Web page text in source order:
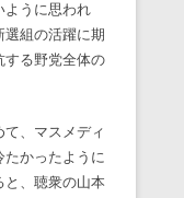
ように思われ
選組の活躍に期
する野党全体の
、マスメディ
たかったように
と、聴衆の山本